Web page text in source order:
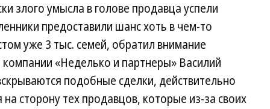
злого умысла в голове продавца успели
предоставили шанс хоть в чем-то
уже 3 тыс. семей, обратил внимание
«Неделько и партнеры» Василий
подобные сделки, действительно
сторону тех продавцов, которые из-за своих